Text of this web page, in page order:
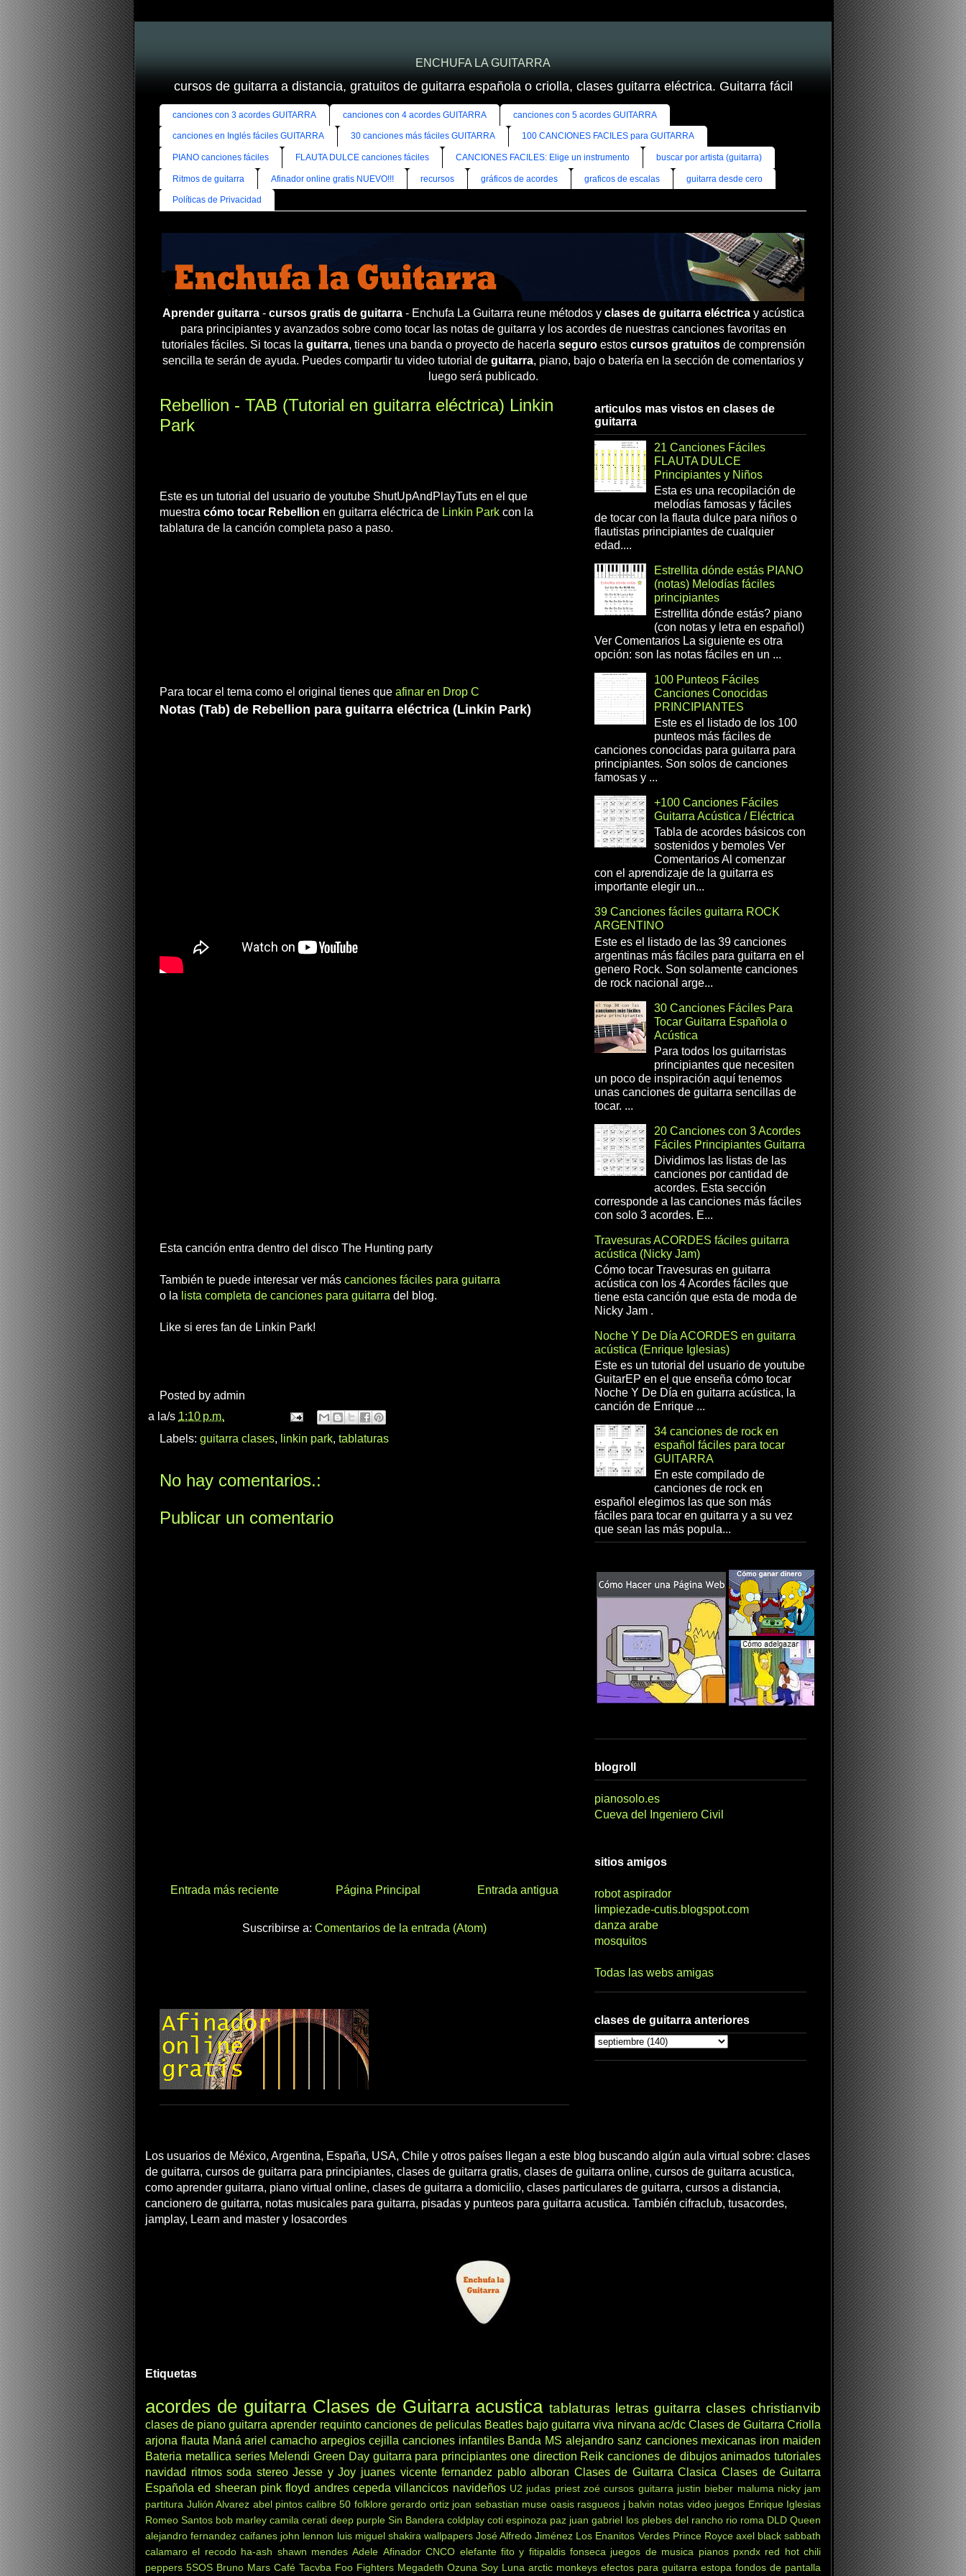
ENCHUFA LA GUITARRA
cursos de guitarra a distancia, gratuitos de guitarra española o criolla, clases guitarra eléctrica. Guitarra fácil
canciones con 3 acordes GUITARRA canciones con 4 acordes GUITARRA canciones con 5 acordes GUITARRA
canciones en Inglés fáciles GUITARRA 30 canciones más fáciles GUITARRA 100 CANCIONES FACILES para GUITARRA
PIANO canciones fáciles FLAUTA DULCE canciones fáciles CANCIONES FACILES: Elige un instrumento buscar por artista (guitarra)
Ritmos de guitarra Afinador online gratis NUEVO!!! recursos gráficos de acordes graficos de escalas guitarra desde cero
Políticas de Privacidad
Aprender guitarra- cursos gratis de guitarra- Enchufa La Guitarra reune métodos y clases de guitarra eléctricay acústica
para principiantes y avanzados sobre como tocar las notas de guitarra y los acordes de nuestras canciones favoritas en
tutoriales fáciles. Si tocas la guitarra, tienes una banda o proyecto de hacerla seguroestos cursos gratuitosde comprensión
sencilla te serán de ayuda. Puedes compartir tu video tutorial de guitarra, piano, bajo o batería en la sección de comentarios y
luego será publicado.
Rebellion - TAB (Tutorial en guitarra eléctrica) Linkin
Park
Este es un tutorial del usuario de youtube ShutUpAndPlayTuts en el que
muestra cómo tocar Rebellion en guitarra eléctrica de Linkin Park con la
tablatura de la canción completa paso a paso.
Para tocar el tema como el original tienes que afinar en Drop C
Notas (Tab) de Rebellion para guitarra eléctrica (Linkin Park)
Esta canción entra dentro del disco The Hunting party
También te puede interesar ver más canciones fáciles para guitarra
o la lista completa de canciones para guitarra del blog.
Like si eres fan de Linkin Park!
Posted by admin
a la/s 1:10 p.m.
Labels: guitarra clases, linkin park, tablaturas
No hay comentarios.:
Publicar un comentario
Entrada más reciente Entrada antigua
Página Principal
Suscribirse a: Comentarios de la entrada (Atom)
articulos mas vistos en clases de
guitarra
21 Canciones Fáciles
FLAUTA DULCE
Principiantes y Niños
Esta es una recopilación de
melodías famosas y fáciles
de tocar con la flauta dulce para niños o
flautistas principiantes de cualquier
edad....
Estrellita dónde estás PIANO
(notas) Melodías fáciles
principiantes
Estrellita dónde estás? piano
(con notas y letra en español)
Ver Comentarios La siguiente es otra
opción: son las notas fáciles en un ...
100 Punteos Fáciles
Canciones Conocidas
PRINCIPIANTES
Este es el listado de los 100
punteos más fáciles de
canciones conocidas para guitarra para
principiantes. Son solos de canciones
famosas y ...
+100 Canciones Fáciles
Guitarra Acústica / Eléctrica
Tabla de acordes básicos con
sostenidos y bemoles Ver
Comentarios Al comenzar
con el aprendizaje de la guitarra es
importante elegir un...
39 Canciones fáciles guitarra ROCK
ARGENTINO
Este es el listado de las 39 canciones
argentinas más fáciles para guitarra en el
genero Rock. Son solamente canciones
de rock nacional arge...
30 Canciones Fáciles Para
Tocar Guitarra Española o
Acústica
Para todos los guitarristas
principiantes que necesiten
un poco de inspiración aquí tenemos
unas canciones de guitarra sencillas de
tocar. ...
20 Canciones con 3 Acordes
Fáciles Principiantes Guitarra
Dividimos las listas de las
canciones por cantidad de
acordes. Esta sección
corresponde a las canciones más fáciles
con solo 3 acordes. E...
Travesuras ACORDES fáciles guitarra
acústica (Nicky Jam)
Cómo tocar Travesuras en guitarra
acústica con los 4 Acordes fáciles que
tiene esta canción que esta de moda de
Nicky Jam .
Noche Y De Día ACORDES en guitarra
acústica (Enrique Iglesias)
Este es un tutorial del usuario de youtube
GuitarEP en el que enseña cómo tocar
Noche Y De Día en guitarra acústica, la
canción de Enrique ...
34 canciones de rock en
español fáciles para tocar
GUITARRA
En este compilado de
canciones de rock en
español elegimos las que son más
fáciles para tocar en guitarra y a su vez
que sean las más popula...
blogroll
pianosolo.es
Cueva del Ingeniero Civil
sitios amigos
robot aspirador
limpiezade-cutis.blogspot.com
danza arabe
mosquitos
Todas las webs amigas
clases de guitarra anteriores
Los usuarios de México, Argentina, España, USA, Chile y otros países llegan a este blog buscando algún aula virtual sobre: clases
de guitarra, cursos de guitarra para principiantes, clases de guitarra gratis, clases de guitarra online, cursos de guitarra acustica,
como aprender guitarra, piano virtual online, clases de guitarra a domicilio, clases particulares de guitarra, cursos a distancia,
cancionero de guitarra, notas musicales para guitarra, pisadas y punteos para guitarra acustica. También cifraclub, tusacordes,
jamplay, Learn and master y losacordes
Etiquetas
acordes de guitarra Clases de Guitarra acustica tablaturas letras guitarra clases christianvib
clases de piano guitarra aprender requinto canciones de peliculas Beatles bajo guitarra viva nirvana ac/dc Clases de Guitarra Criolla
arjona flauta Maná ariel camacho arpegios cejilla canciones infantiles Banda MS alejandro sanz canciones mexicanas iron maiden
Bateria metallica series Melendi Green Day guitarra para principiantes one direction Reik canciones de dibujos animados tutoriales
navidad ritmos soda stereo Jesse y Joy juanes vicente fernandez pablo alboran Clases de Guitarra Clasica Clases de Guitarra
Española ed sheeran pink floyd andres cepeda villancicos navideños U2 judas priest zoé cursos guitarra justin bieber maluma nicky jam
partitura Julión Alvarez abel pintos calibre 50 folklore gerardo ortiz joan sebastian muse oasis rasgueos j balvin notas video juegos Enrique Iglesias
Romeo Santos bob marley camila cerati deep purple Sin Bandera coldplay coti espinoza paz juan gabriel los plebes del rancho rio roma DLD Queen
alejandro fernandez caifanes john lennon luis miguel shakira wallpapers José Alfredo Jiménez Los Enanitos Verdes Prince Royce axel black sabbath
calamaro el recodo ha-ash shawn mendes Adele Afinador CNCO elefante fito y fitipaldis fonseca juegos de musica pianos pxndx red hot chili
peppers 5SOS Bruno Mars Café Tacvba Foo Fighters Megadeth Ozuna Soy Luna arctic monkeys efectos para guitarra estopa fondos de pantalla